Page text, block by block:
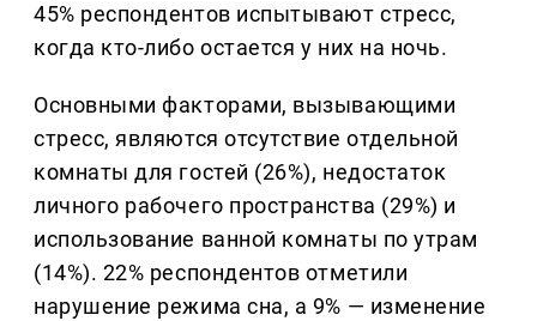
45% респондентов испытывают стресс,
когда кто-либо остается у них на ночь.
Основными факторами, вызывающими
стресс, являются отсутствие отдельной
комнаты для гостей (26%), недостаток
личного рабочего пространства (29%) и
использование ванной комнаты по утрам
(14%). 22% респондентов отметили
нарушение режима сна, а 9% — изменение